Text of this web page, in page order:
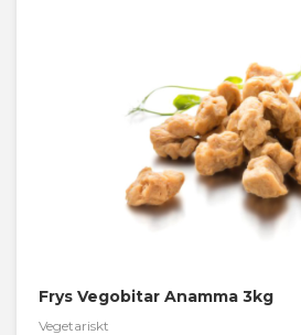
Frys Vegobitar Anamma 3kg
Vegetariskt